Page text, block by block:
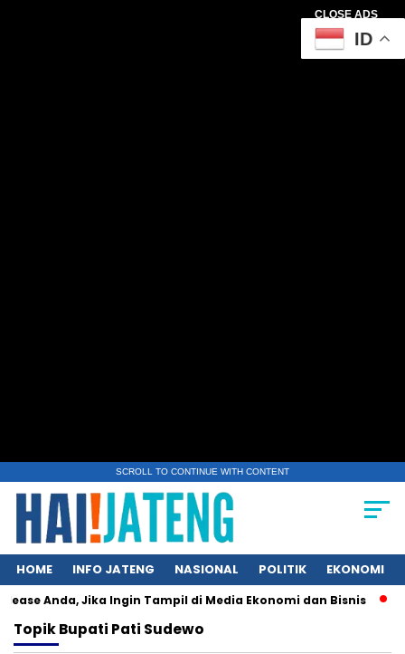
CLOSE ADS
SCROLL TO CONTINUE WITH CONTENT
HOME INFO JATENG NASIONAL POLITIK EKONOMI
Anda, Jika Ingin Tampil di Media Ekonomi dan Bisnis
TopikBupati Pati Sudewo
ID